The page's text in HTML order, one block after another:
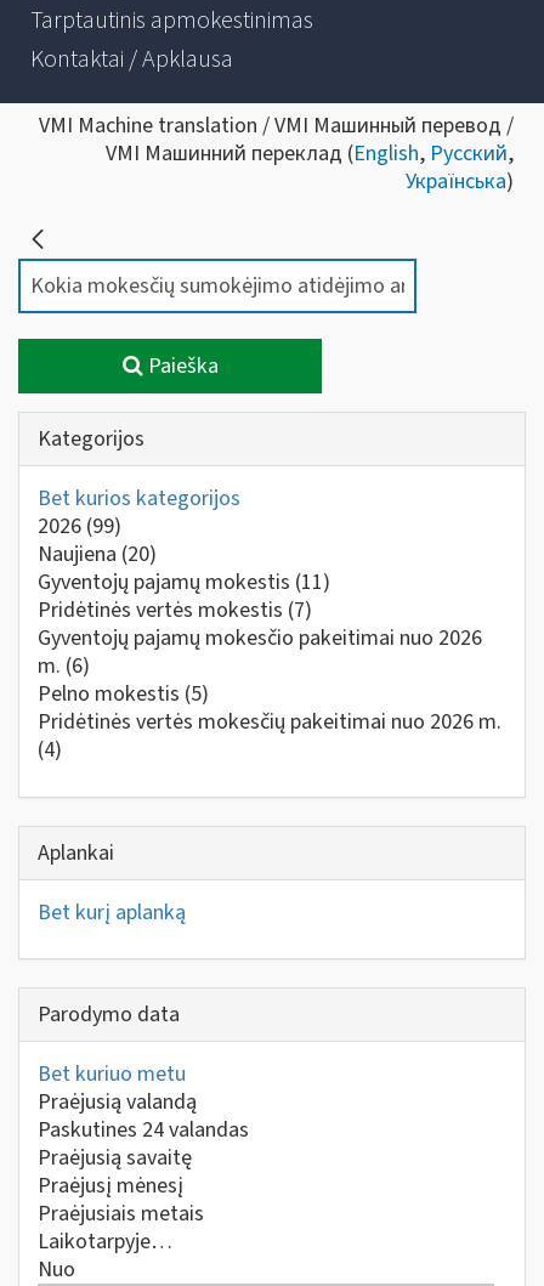
Tarptautinis apmokestinimas
Kontaktai / Apklausa
VMI Machine translation / VMI Машинный перевод /
VMI Машинний переклад (English, Русский,
Українська)
Paieška
Kategorijos
Bet kurios kategorijos
2026 (99)
Naujiena (20)
Gyventojų pajamų mokestis (11)
Pridėtinės vertės mokestis (7)
Gyventojų pajamų mokesčio pakeitimai nuo 2026
m. (6)
Pelno mokestis (5)
Pridėtinės vertės mokesčių pakeitimai nuo 2026 m.
(4)
Aplankai
Bet kurį aplanką
Parodymo data
Bet kuriuo metu
Praėjusią valandą
Paskutines 24 valandas
Praėjusią savaitę
Praėjusį mėnesį
Praėjusiais metais
Laikotarpyje…
Nuo